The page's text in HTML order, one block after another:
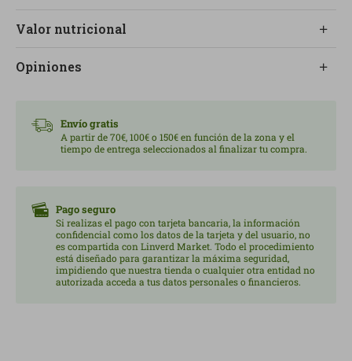
Envío gratis
A partir de 70€, 100€ o 150€ en función de la zona y el
tiempo de entrega seleccionados al finalizar tu compra.
Pago seguro
Si realizas el pago con tarjeta bancaria, la información
confidencial como los datos de la tarjeta y del usuario, no
es compartida con Linverd Market. Todo el procedimiento
está diseñado para garantizar la máxima seguridad,
impidiendo que nuestra tienda o cualquier otra entidad no
autorizada acceda a tus datos personales o financieros.
la máxima calidad, sin añadidos innecesarios.
Valor nutricional
Opiniones